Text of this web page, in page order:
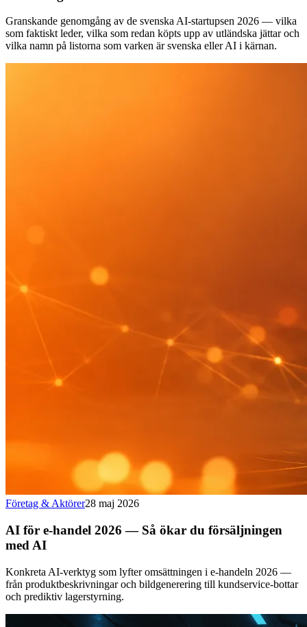
Granskande genomgång av de svenska AI-startupsen 2026 — vilka
som faktiskt leder, vilka som redan köpts upp av utländska jättar och
vilka namn på listorna som varken är svenska eller AI i kärnan.
Företag & Aktörer28 maj 2026
AI för e-handel 2026 — Så ökar du försäljningen
med AI
Konkreta AI-verktyg som lyfter omsättningen i e-handeln 2026 —
från produktbeskrivningar och bildgenerering till kundservice-bottar
och prediktiv lagerstyrning.